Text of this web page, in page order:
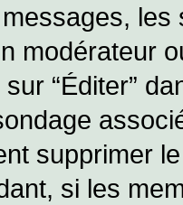
modérateur
“Éditer”
supprimer
si les